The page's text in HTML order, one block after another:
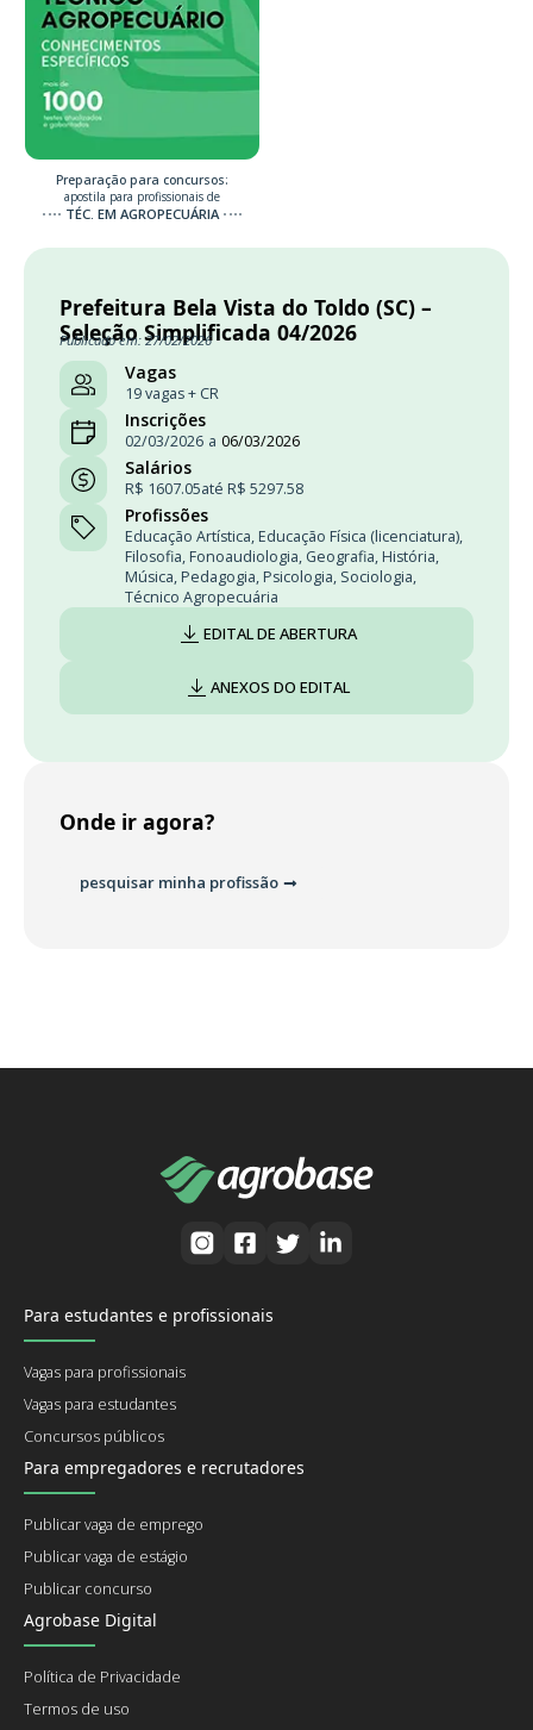
Preparação para concursos:
apostila para profissionais de
TÉC. EM AGROPECUÁRIA
Prefeitura Bela Vista do Toldo (SC) –
Seleção Simplificada 04/2026
Publicado em: 27/02/2026
Vagas
19 vagas + CR
Inscrições
02/03/2026 a 06/03/2026
Salários
R$ 1607.05até R$ 5297.58
Profissões
Educação Artística, Educação Física (licenciatura),
Filosofia, Fonoaudiologia, Geografia, História,
Música, Pedagogia, Psicologia, Sociologia,
Técnico Agropecuária
EDITAL DE ABERTURA
ANEXOS DO EDITAL
Onde ir agora?
pesquisar minha profissão
Para estudantes e profissionais
Vagas para profissionais
Vagas para estudantes
Concursos públicos
Para empregadores e recrutadores
Publicar vaga de emprego
Publicar vaga de estágio
Publicar concurso
Agrobase Digital
Política de Privacidade
Termos de uso